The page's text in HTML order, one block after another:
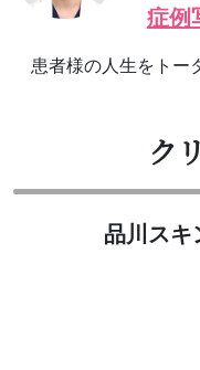
症例
患者様の人生をトー
ク
品川ス